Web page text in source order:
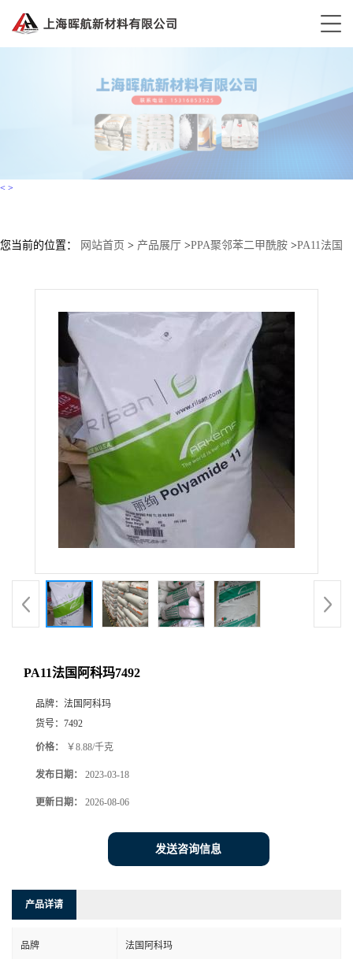
< >
您当前的位置： 网站首页 > 产品展厅 >PPA聚邻苯二甲酰胺 >PA11法国
PA11法国阿科玛7492
品牌： 法国阿科玛
货号： 7492
价格： ￥8.88/千克
发布日期： 2023-03-18
更新日期： 2026-08-06
发送咨询信息
产品详请
品牌 法国阿科玛